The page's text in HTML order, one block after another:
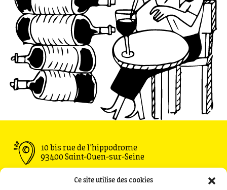
Ce site utilise des cookies
festival accueille aussi une compétition de
court métrage !
Alors, envie d’en découvrir plus sur le monde
cinématographique ?
10 bis rue de l'hippodrome
93400 Saint-Ouen-sur-Seine
Ouvert du Mardi au Vendredi : 11h30 - 00h00
Samedi : 09h00 - 00h00